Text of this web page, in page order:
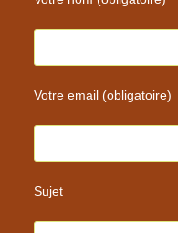
Votre email (obligatoire)
Sujet